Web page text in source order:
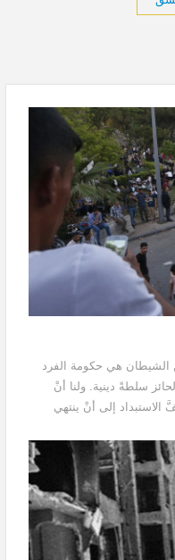
الشيطان هي حكومة الفرد
سلطةً دينية. ولنا أنْ
إلى أنْ ينتهي